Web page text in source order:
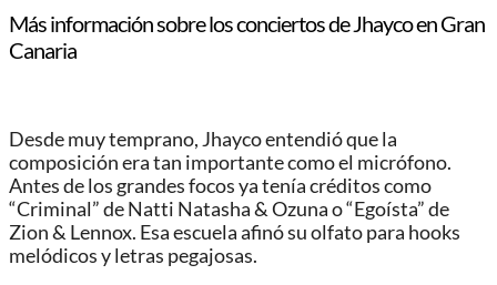
Más información sobre los conciertos de Jhayco en Gran
Canaria
Desde muy temprano, Jhayco entendió que la
composición era tan importante como el micrófono.
Antes de los grandes focos ya tenía créditos como
“Criminal” de Natti Natasha & Ozuna o “Egoísta” de
Zion & Lennox. Esa escuela afinó su olfato para hooks
melódicos y letras pegajosas.